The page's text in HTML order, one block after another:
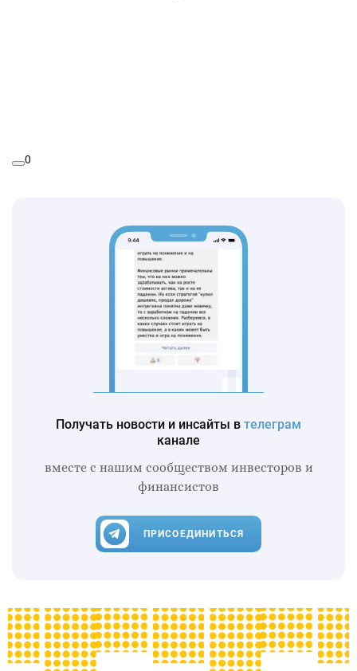
0
Получать новости и инсайты в телеграм
канале
вместе с нашим сообществом инвесторов и
финансистов
ПРИСОЕДИНИТЬСЯ